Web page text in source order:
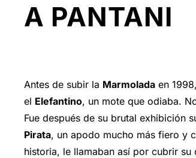
A PANTANI
Antes de subir la Marmolada en
el Elefantino, un mote que odiaba.
Fue después de su brutal exhibición
Pirata, un apodo mucho más fiero y
historia, le llamaban así por cubrir